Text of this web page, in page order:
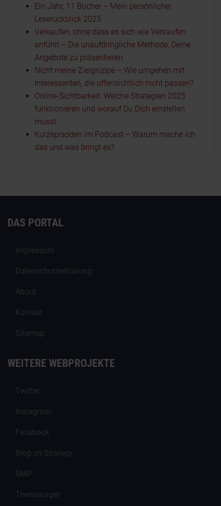
Ein Jahr, 11 Bücher – Mein persönlicher
Leserückblick 2025
Verkaufen, ohne dass es sich wie Verkaufen
anfühlt – Die unaufdringliche Methode, Deine
Angebote zu präsentieren
Nicht meine Zielgruppe – Wie umgehen mit
Interessenten, die offensichtlich nicht passen?
Online-Sichtbarkeit: Welche Strategien 2025
funktionieren und worauf Du Dich einstellen
musst
Kurzepisoden im Podcast – Warum mache ich
das und was bringt es?
DAS PORTAL
Impressum
Datenschutzerklärung
About
Kontakt
Sitemap
WEITERE WEBPROJEKTE
Twitter
Instagram
Facebook
Blog on Strategy
RMP
Themanager